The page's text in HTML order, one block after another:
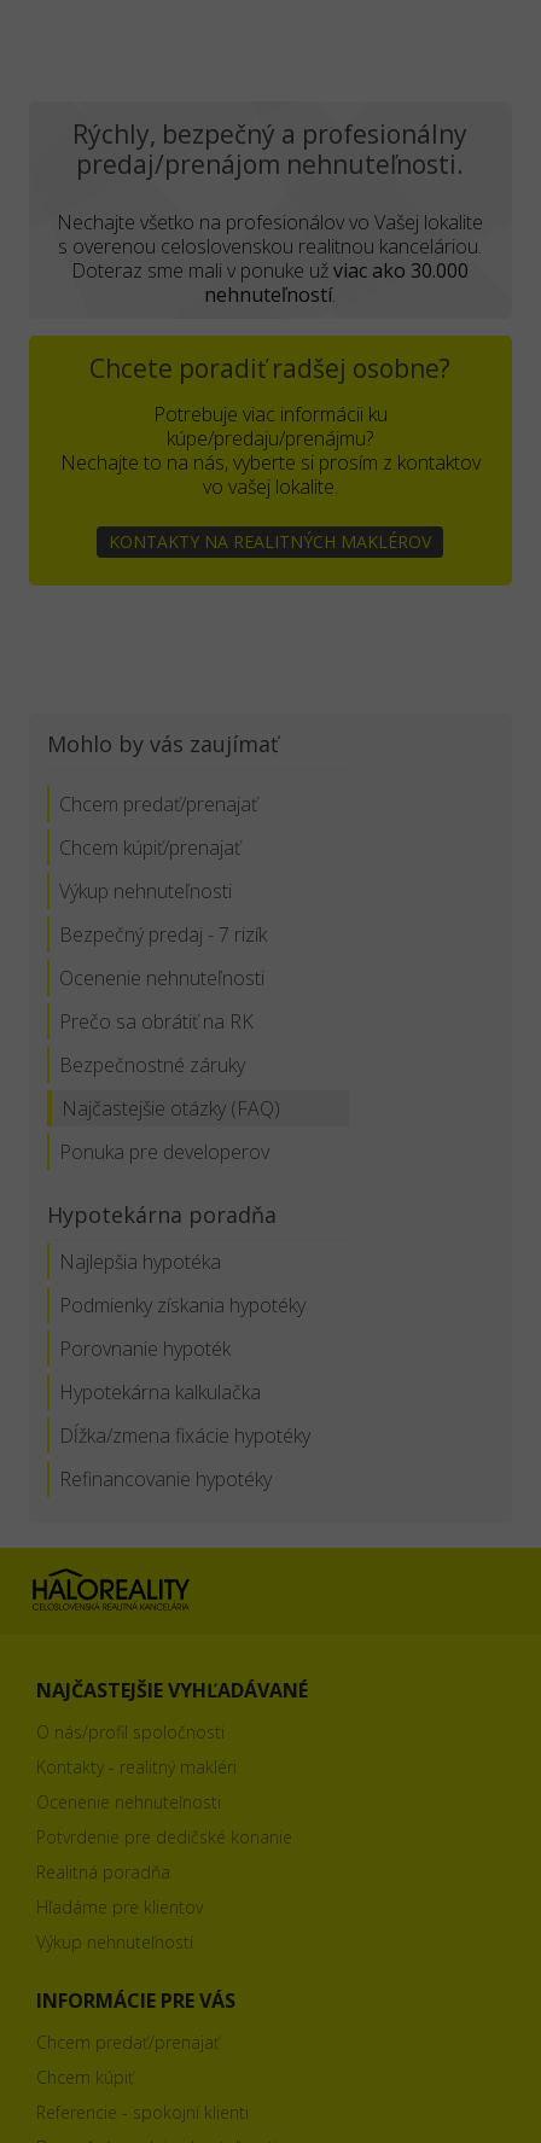
Rýchly, bezpečný a profesionálny
predaj/prenájom nehnuteľnosti.
Nechajte všetko na profesionálov vo Vašej lokalite
s overenou celoslovenskou realitnou kanceláriou.
Doteraz sme mali v ponuke užviac ako 30.000
nehnuteľností.
Chcete poradiť radšej osobne?
Potrebuje viac informácii ku
kúpe/predaju/prenájmu?
Nechajte to na nás, vyberte si prosím z kontaktov
vo vašej lokalite.
KONTAKTY NA REALITNÝCH MAKLÉROV
Mohlo by vás zaujímať
Chcem predať/prenajať
Chcem kúpiť/prenajať
Výkup nehnuteľnosti
Bezpečný predaj - 7 rizík
Ocenenie nehnuteľnosti
Prečo sa obrátiť na RK
Bezpečnostné záruky
Najčastejšie otázky (FAQ)
Ponuka pre developerov
Hypotekárna poradňa
Najlepšia hypotéka
Podmienky získania hypotéky
Porovnanie hypoték
Hypotekárna kalkulačka
Dĺžka/zmena fixácie hypotéky
Refinancovanie hypotéky
NAJČASTEJŠIE VYHĽADÁVANÉ
O nás/profil spoločnosti
Kontakty - realitný makléri
Ocenenie nehnuteľnosti
Potvrdenie pre dedičské konanie
Realitná poradňa
Hľadáme pre klientov
Výkup nehnuteľností
INFORMÁCIE PRE VÁS
Chcem predať/prenajať
Chcem kúpiť
Referencie - spokojní klienti